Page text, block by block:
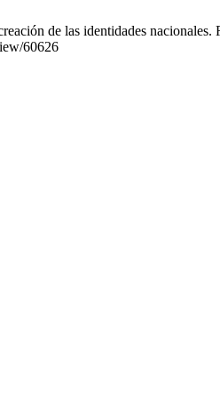
de las identidades
60626